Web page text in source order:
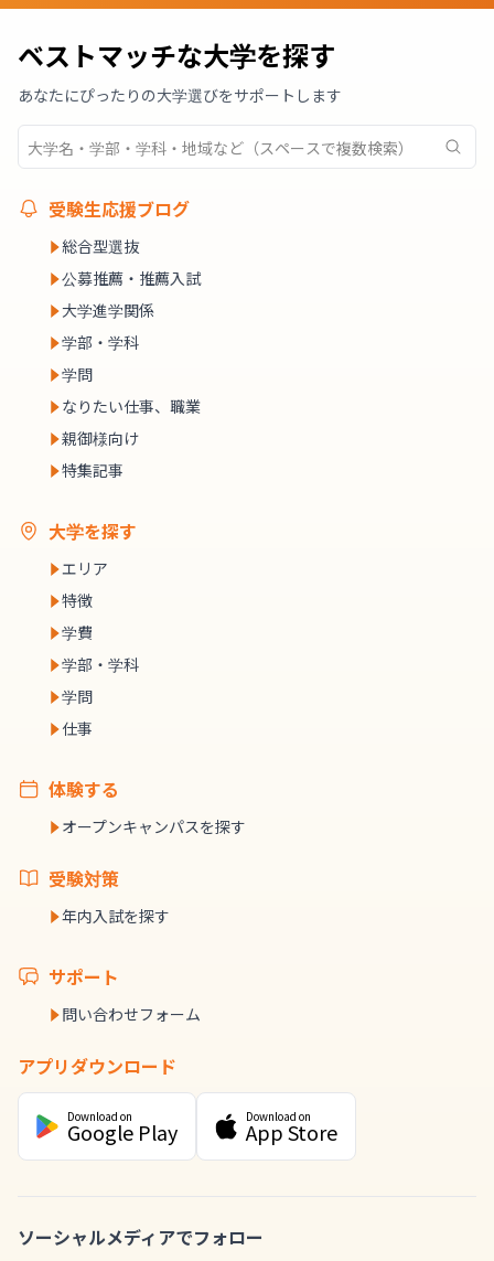
ベストマッチな大学を探す
あなたにぴったりの大学選びをサポートします
受験生応援ブログ
総合型選抜
公募推薦・推薦入試
大学進学関係
学部・学科
学問
なりたい仕事、職業
親御様向け
特集記事
大学を探す
エリア
特徴
学費
学部・学科
学問
仕事
体験する
オープンキャンパスを探す
受験対策
年内入試を探す
サポート
問い合わせフォーム
アプリダウンロード
Download on
Google Play
Download on
App Store
ソーシャルメディアでフォロー